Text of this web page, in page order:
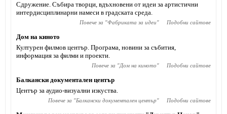
Сдружение. Събира творци, вдъхновени от идеи за артистични
интердисциплинарни намеси в градската среда.
Повече за "Фабриката за идеи" Подобни сайтове
Дом на киното
Културен филмов център. Програма, новини за събития,
информация за филми и проекти.
Повече за "Дом на киното" Подобни сайтове
Балкански документален център
Център за аудио-визуални изкуства.
Повече за "Балкански документален център" Подобни сайтове